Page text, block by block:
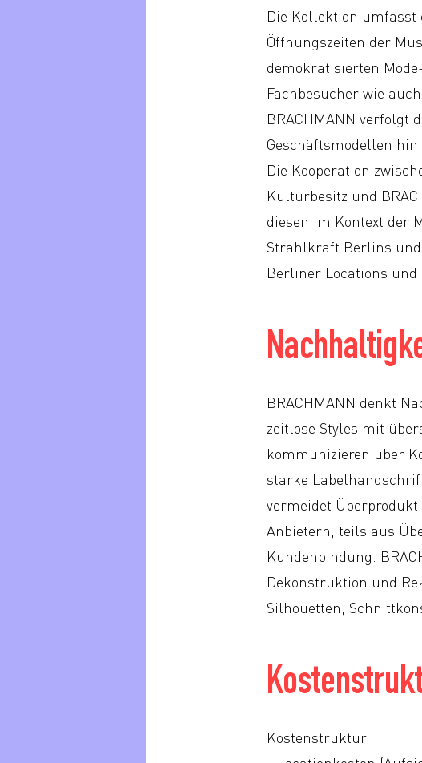
Die Kollektion umfasst
Öffnungszeiten der
demokratisierten
Fachbesucher wie
BRACHMANN verfolgt
Geschäftsmodellen
Die Kooperation
Kulturbesitz und
diesen im Kontext der
Strahlkraft Berlins
Berliner Locations und
BRACHMANN denkt
zeitlose Styles mit
kommunizieren über
starke
vermeidet
Anbietern, teils aus
Kundenbindung.
Dekonstruktion und
Silhouetten,
Kostenstruktur